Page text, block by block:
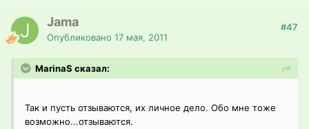
Jama
Опубликовано 17 мая, 2011
#47
MarinaS сказал:
Так и пусть отзываются, их личное дело. Обо мне тоже
возможно...отзываются.